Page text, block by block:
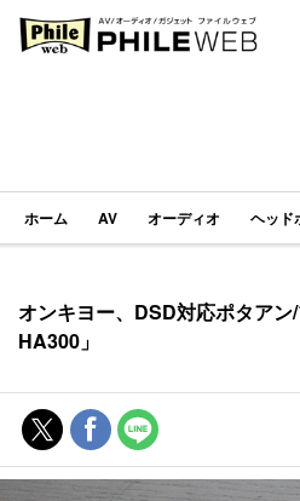
PHILE WEB｜AV/オーディオ/
ホーム AV オーディオ ヘッド
オンキヨー、DSD対応ポタア
HA300」